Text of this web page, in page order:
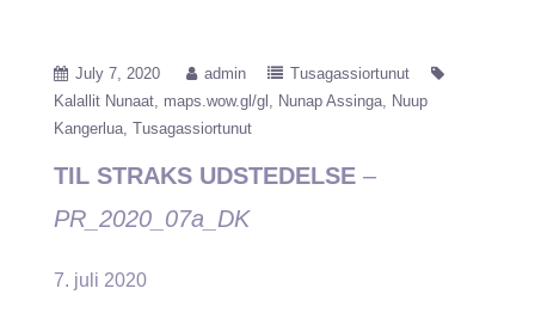
July 7, 2020 admin
Tusagassiortunut
Kalallit Nunaat maps.wow.gl/gl Nunap Assinga
Nuup
Kangerlua Tusagassiortunut
TIL STRAKS UDSTEDELSE –
PR_2020_07a_DK
7. juli 2020